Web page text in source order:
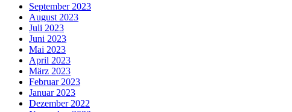
September 2023
August 2023
Juli 2023
Juni 2023
Mai 2023
April 2023
März 2023
Februar 2023
Januar 2023
Dezember 2022